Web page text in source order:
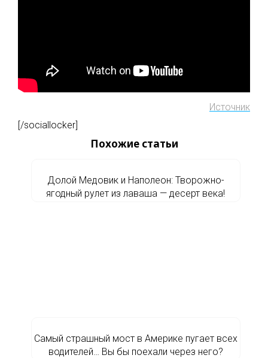
Источник
[/sociallocker]
Похожие статьи
Долой Медовик и Наполеон: Творожно-
ягодный рулет из лаваша — десерт века!
Самый страшный мост в Америке пугает всех
водителей… Вы бы поехали через него?